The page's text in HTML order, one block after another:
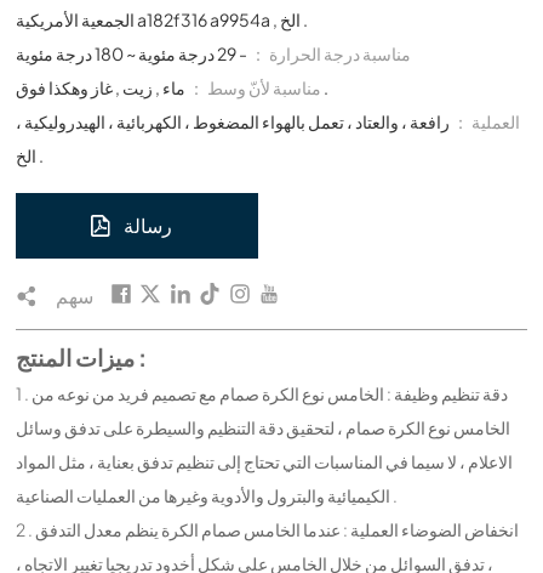
الجمعية الأمريكية a182f316 a9954a , الخ .
مناسبة درجة الحرارة ： - 29 درجة مئوية ~ 180 درجة مئوية
مناسبة لأنّ وسط ： ماء , زيت , غاز وهكذا فوق .
العملية ： رافعة ، والعتاد ، تعمل بالهواء المضغوط ، الكهربائية ، الهيدروليكية ،
الخ .
رسالة
سهم
ميزات المنتج :
1 . دقة تنظيم وظيفة : الخامس نوع الكرة صمام مع تصميم فريد من نوعه من
الخامس نوع الكرة صمام ، لتحقيق دقة التنظيم والسيطرة على تدفق وسائل
الاعلام ، لا سيما في المناسبات التي تحتاج إلى تنظيم تدفق بعناية ، مثل المواد
الكيميائية والبترول والأدوية وغيرها من العمليات الصناعية .
2 . انخفاض الضوضاء العملية : عندما الخامس صمام الكرة ينظم معدل التدفق
، تدفق السوائل من خلال الخامس على شكل أخدود تدريجيا تغيير الاتجاه ،